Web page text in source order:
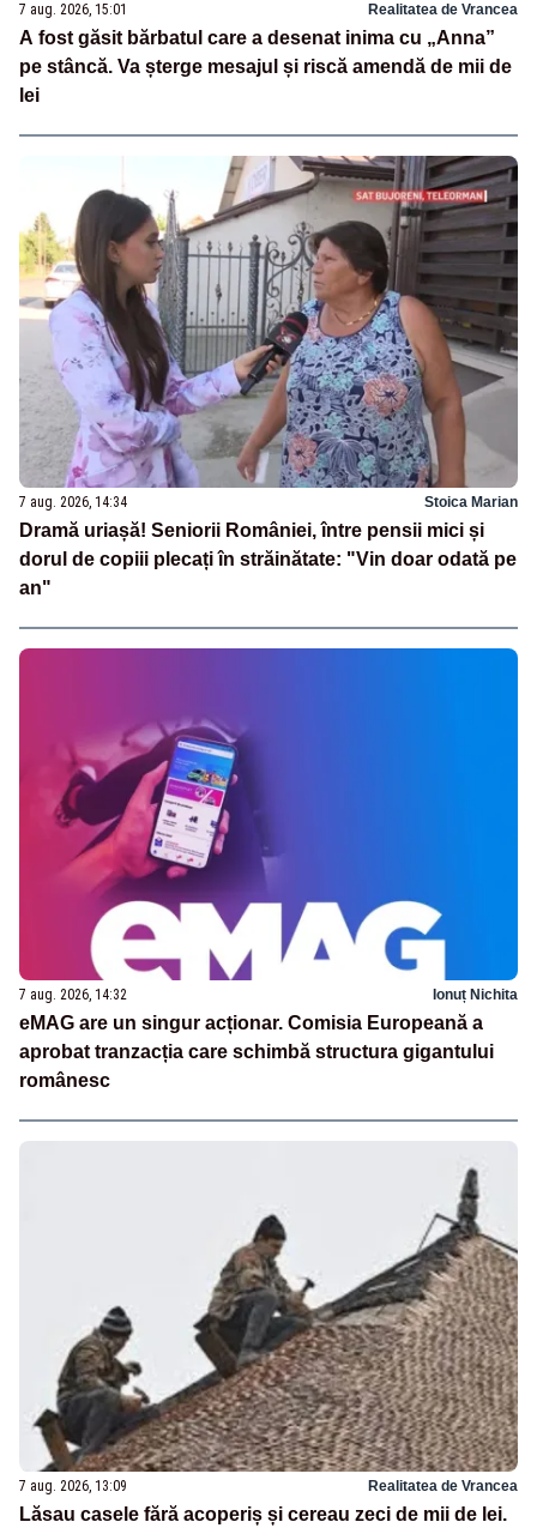
7 aug. 2026, 15:01 Realitatea de Vrancea
A fost găsit bărbatul care a desenat inima cu „Anna”
pe stâncă. Va șterge mesajul și riscă amendă de mii de
lei
7 aug. 2026, 14:34 Stoica Marian
Dramă uriașă! Seniorii României, între pensii mici și
dorul de copiii plecați în străinătate: "Vin doar odată pe
an"
7 aug. 2026, 14:32 Ionuț Nichita
eMAG are un singur acționar. Comisia Europeană a
aprobat tranzacția care schimbă structura gigantului
românesc
7 aug. 2026, 13:09 Realitatea de Vrancea
Lăsau casele fără acoperiș și cereau zeci de mii de lei.